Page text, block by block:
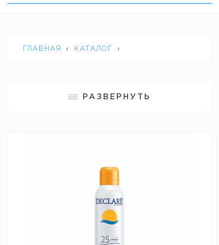
ГЛАВНАЯ › КАТАЛОГ ›
ДЕЙСТВИЕМ ANTI-WRINKLE SUN SPRAY
РАЗВЕРНУТЬ